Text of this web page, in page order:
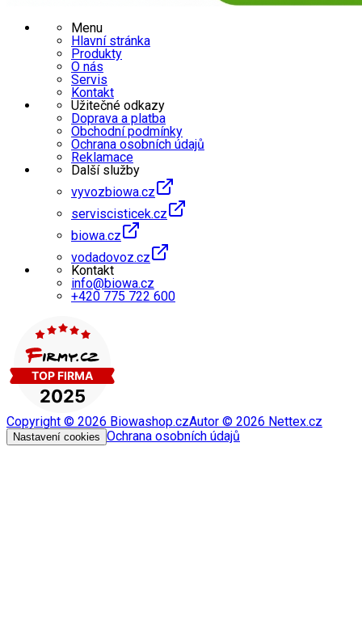
Menu
Hlavní stránka
Produkty
O nás
Servis
Kontakt
Užitečné odkazy
Doprava a platba
Obchodní podmínky
Ochrana osobních údajů
Reklamace
Další služby
vyvozbiowa.cz
serviscisticek.cz
biowa.cz
vodadovoz.cz
Kontakt
info@biowa.cz
+420 775 722 600
Copyright © 2026 Biowashop.czAutor © 2026 Nettex.cz
Nastavení cookies Ochrana osobních údajů